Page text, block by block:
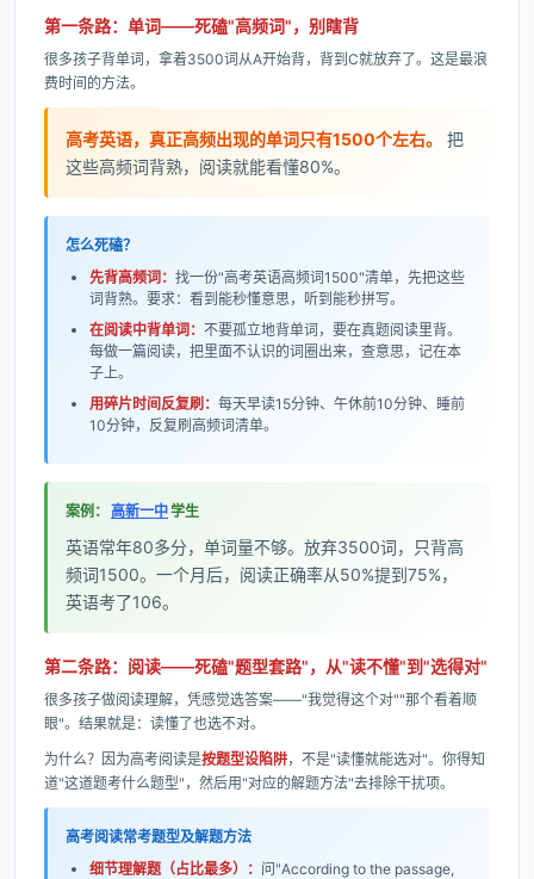
第一条路：单词——死磕"高频词"，别瞎背
很多孩子背单词，拿着3500词从A开始背，背到C就放弃了。这是最浪
费时间的方法。
高考英语，真正高频出现的单词只有1500个左右。
把
这些高频词背熟，阅读就能看懂80%。
怎么死磕？
先背高频词： 找一份"高考英语高频词1500"清单，先把这些
词背熟。要求：看到能秒懂意思，听到能秒拼写。
在阅读中背单词： 不要孤立地背单词，要在真题阅读里背。
每做一篇阅读，把里面不认识的词圈出来，查意思，记在本
子上。
用碎片时间反复刷： 每天早读15分钟、午休前10分钟、睡前
10分钟，反复刷高频词清单。
案例： 高新一中学生
英语常年80多分，单词量不够。放弃3500词，只背高
频词1500。一个月后，阅读正确率从50%提到75%，
英语考了106。
第二条路：阅读——死磕"题型套路"，从"读不懂"到"选得对"
很多孩子做阅读理解，凭感觉选答案——"我觉得这个对""那个看着顺
眼"。结果就是：读懂了也选不对。
为什么？因为高考阅读是按题型设陷阱，不是"读懂就能选对"。你得知
道"这道题考什么题型"，然后用"对应的解题方法"去排除干扰项。
高考阅读常考题型及解题方法
细节理解题（占比最多）： 问"According to the passage,